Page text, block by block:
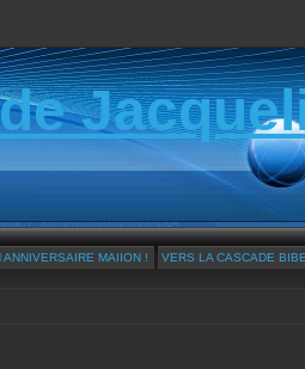
ANNIVERSAIRE MAIION ! VERS LA CASCADE